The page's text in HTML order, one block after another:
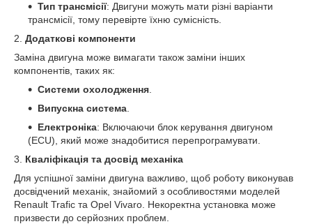
Тип трансмісії: Двигуни можуть мати різні варіанти
трансмісії, тому перевірте їхню сумісність.
2. Додаткові компоненти
Заміна двигуна може вимагати також заміни інших
компонентів, таких як:
Системи охолодження
Випускна система
Електроніка: Включаючи блок керування двигуном
(ECU), який може знадобитися перепрограмувати.
3. Кваліфікація та досвід механіка
Для успішної заміни двигуна важливо, щоб роботу виконував
досвідчений механік, знайомий з особливостями моделей
Renault Trafic та Opel Vivaro. Некоректна установка може
призвести до серйозних проблем.